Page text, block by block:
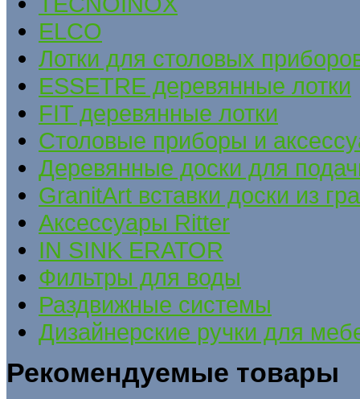
ELCO
Лотки для столовых
ESSETRE деревянные лотки
FIT деревянные лотки
Столовые приборы и
Деревянные доски для
GranitArt вставки доски из
Аксессуары Ritter
IN SINK ERATOR
Фильтры для воды
Раздвижные системы
Дизайнерские ручки для
Рекомендуемые товары